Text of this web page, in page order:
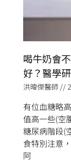
喝牛奶會
好？醫學
洪暐傑醫師
有位血糖略
值高一些(空
糖尿病階段(
食特別注意
阿